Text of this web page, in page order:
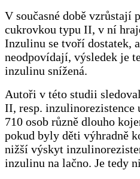
V současné době
cukrovkou typu II, v ní
Inzulinu se tvoří dostatek,
neodpovídají, výsledek je
inzulinu snížená.
Autoři v této studii
II, resp.
710 osob různě dlouho
pokud byly děti výhradně
nižší výskyt
inzulinu na lačno. Je tedy